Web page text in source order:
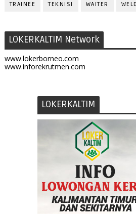
TRAINEE TEKNISI WAITER
LOKERKALTIM Network
www.lokerborneo.com
www.inforekrutmen.com
LOKERKALTIM